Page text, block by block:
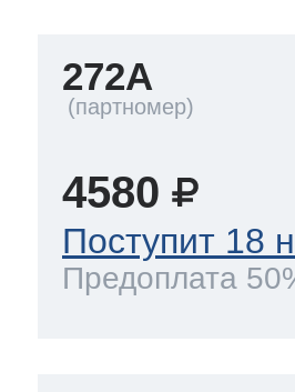
272A
4580
Поступит 18
Предоплата